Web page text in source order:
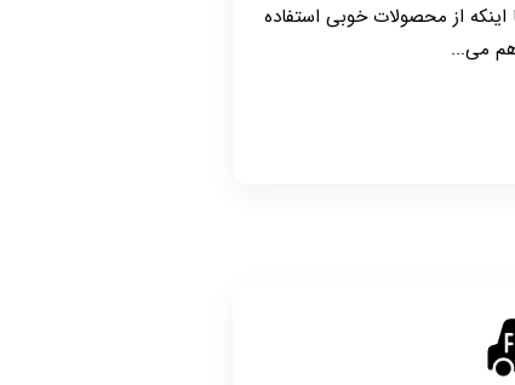
اینکه از محصولات خوبی استفاده
هم می...